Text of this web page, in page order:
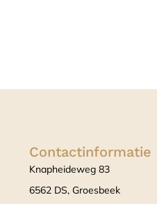
Contactinformatie
Knapheideweg 83
6562 DS, Groesbeek